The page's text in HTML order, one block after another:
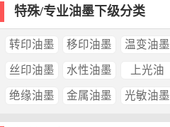
特殊/专业油墨下级分类
转印油墨 移印油墨 温变油墨
丝印油墨 水性油墨 上光油
绝缘油墨 金属油墨 光敏油墨